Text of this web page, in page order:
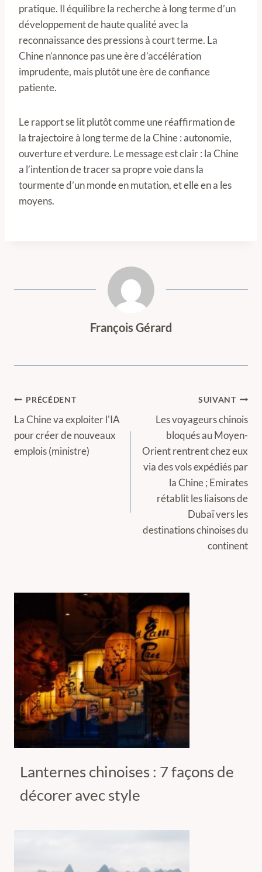
pratique. Il équilibre la recherche à long terme d’un
développement de haute qualité avec la
reconnaissance des pressions à court terme. La
Chine n’annonce pas une ère d’accélération
imprudente, mais plutôt une ère de confiance
patiente.
Le rapport se lit plutôt comme une réaffirmation de
la trajectoire à long terme de la Chine : autonomie,
ouverture et verdure. Le message est clair : la Chine
a l’intention de tracer sa propre voie dans la
tourmente d’un monde en mutation, et elle en a les
moyens.
François Gérard
Navigation
de
l’article
PRÉCÉDENT
La Chine va exploiter l'IA
pour créer de nouveaux
emplois (ministre)
SUIVANT
Les voyageurs chinois
bloqués au Moyen-
Orient rentrent chez eux
via des vols expédiés par
la Chine ; Emirates
rétablit les liaisons de
Dubaï vers les
destinations chinoises du
continent
Lanternes chinoises : 7 façons de
décorer avec style